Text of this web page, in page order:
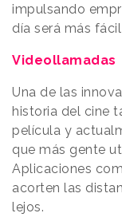
impulsando
día será más
Videollamadas
Una de las
historia del cine
película y
que más gente
Aplicaciones
acorten las
lejos.